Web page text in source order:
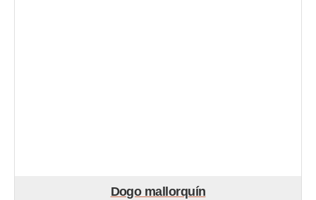
Dogo mallorquín